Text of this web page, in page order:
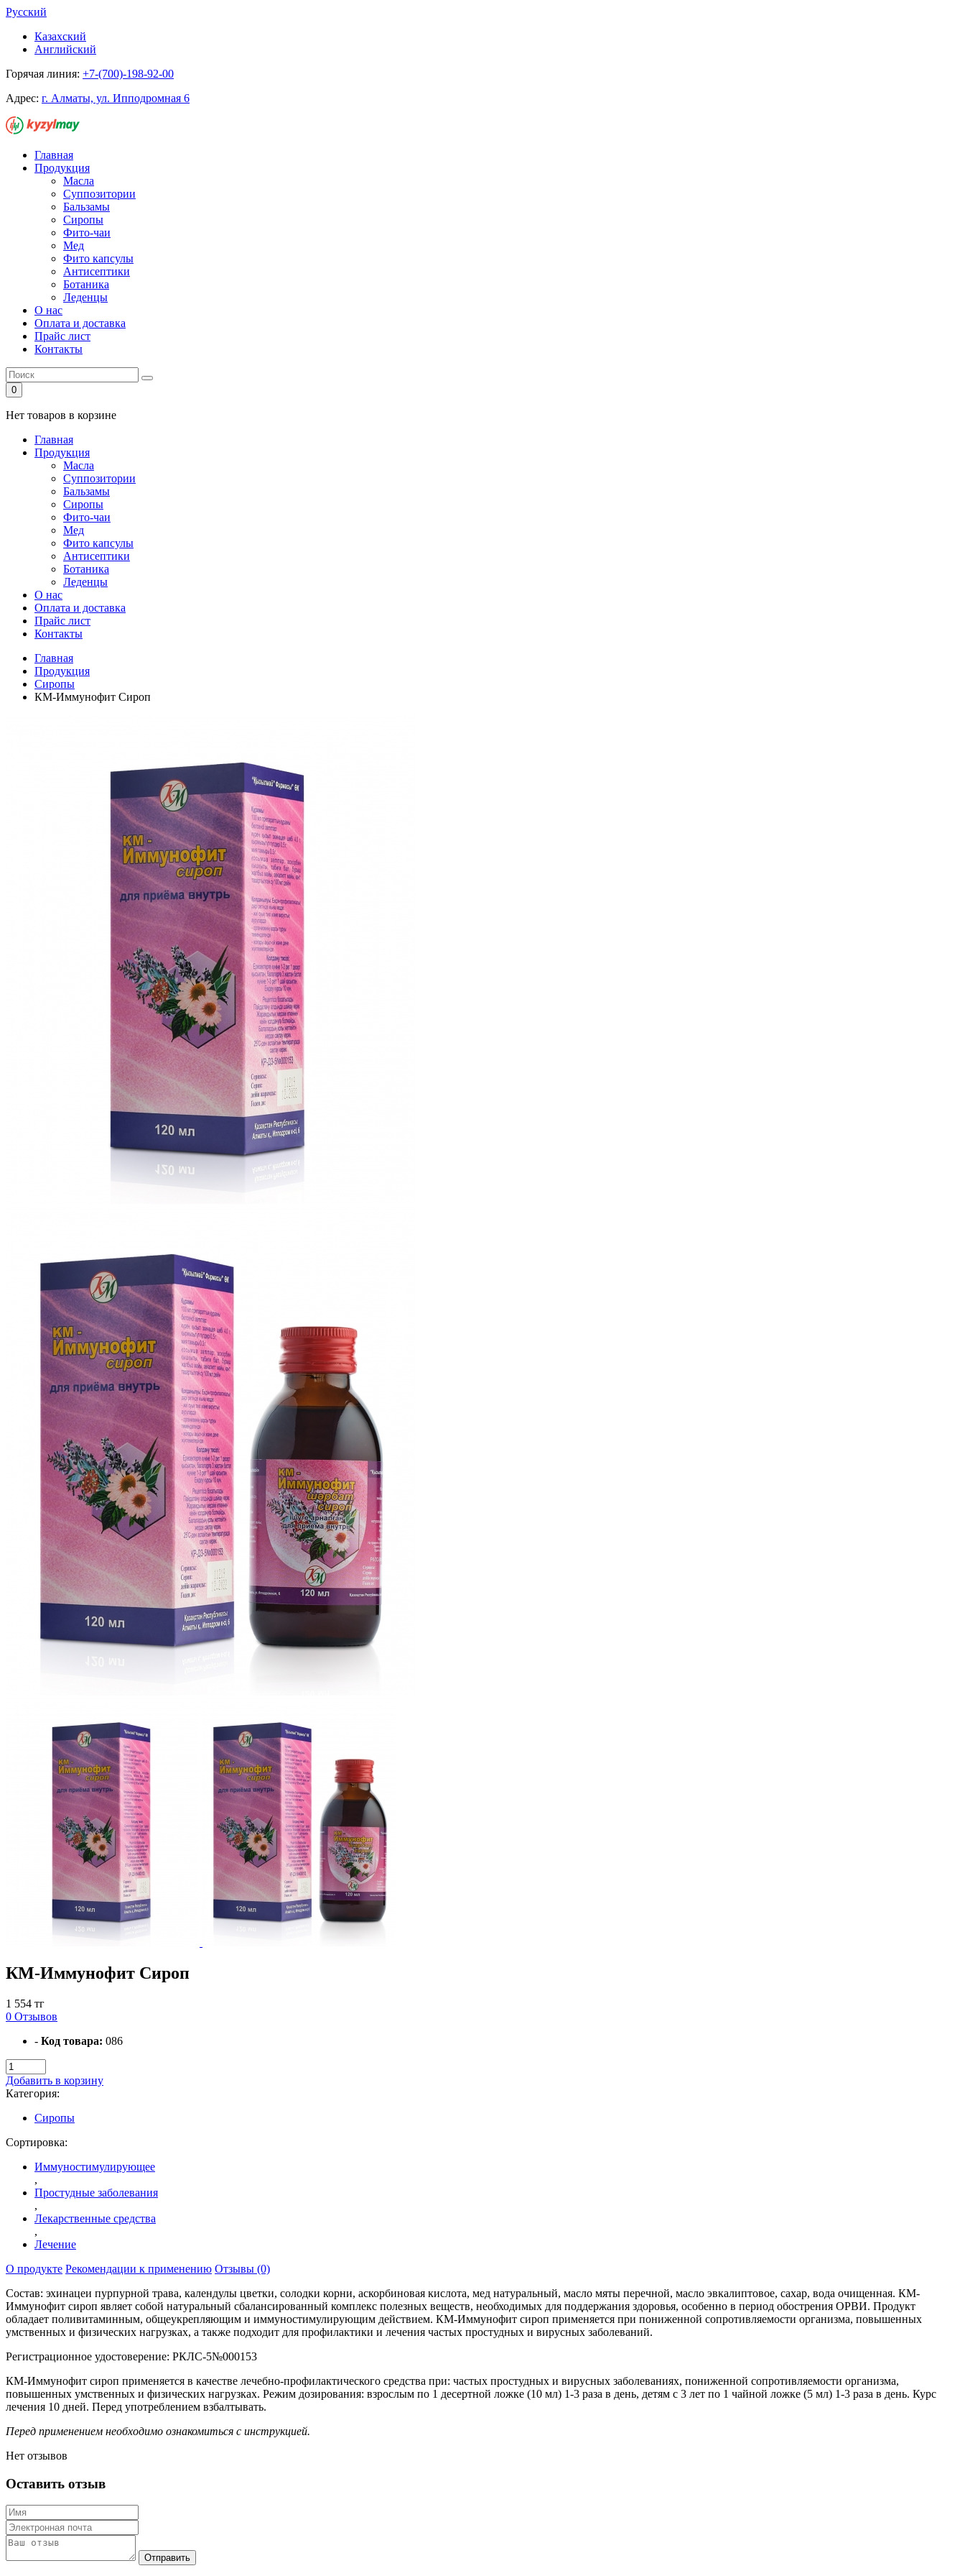
Русский
Казахский
Английский
Горячая линия: +7-(700)-198-92-00
Адрес: г. Алматы, ул. Ипподромная 6
Главная
Продукция
Масла
Суппозитории
Бальзамы
Сиропы
Фито-чаи
Мед
Фито капсулы
Антисептики
Ботаника
Леденцы
О нас
Оплата и доставка
Прайс лист
Контакты
0
Нет товаров в корзине
Главная
Продукция
Масла
Суппозитории
Бальзамы
Сиропы
Фито-чаи
Мед
Фито капсулы
Антисептики
Ботаника
Леденцы
О нас
Оплата и доставка
Прайс лист
Контакты
Главная
Продукция
Сиропы
КМ-Иммунофит Сироп
КМ-Иммунофит Сироп
1 554 тг
0 Отзывов
- Код товара: 086
Добавить в корзину
Категория:
Сиропы
Сортировка:
Иммуностимулирующее
,
Простудные заболевания
,
Лекарственные средства
,
Лечение
О продукте Рекомендации к применению Отзывы (0)
Состав: эхинацеи пурпурной трава, календулы цветки, солодки корни, аскорбиновая кислота, мед натуральный, масло мяты перечной, масло эвкалиптовое, сахар, вода очищенная. КМ-
Иммунофит сироп являет собой натуральный сбалансированный комплекс полезных веществ, необходимых для поддержания здоровья, особенно в период обострения ОРВИ. Продукт
обладает поливитаминным, общеукрепляющим и иммуностимулирующим действием. КМ-Иммунофит сироп применяется при пониженной сопротивляемости организма, повышенных
умственных и физических нагрузках, а также подходит для профилактики и лечения частых простудных и вирусных заболеваний.
Регистрационное удостоверение: РКЛС-5№000153
КМ-Иммунофит сироп применяется в качестве лечебно-профилактического средства при: частых простудных и вирусных заболеваниях, пониженной сопротивляемости организма,
повышенных умственных и физических нагрузках. Режим дозирования: взрослым по 1 десертной ложке (10 мл) 1-3 раза в день, детям с 3 лет по 1 чайной ложке (5 мл) 1-3 раза в день. Курс
лечения 10 дней. Перед употреблением взбалтывать.
Перед применением необходимо ознакомиться с инструкцией.
Нет отзывов
Оставить отзыв